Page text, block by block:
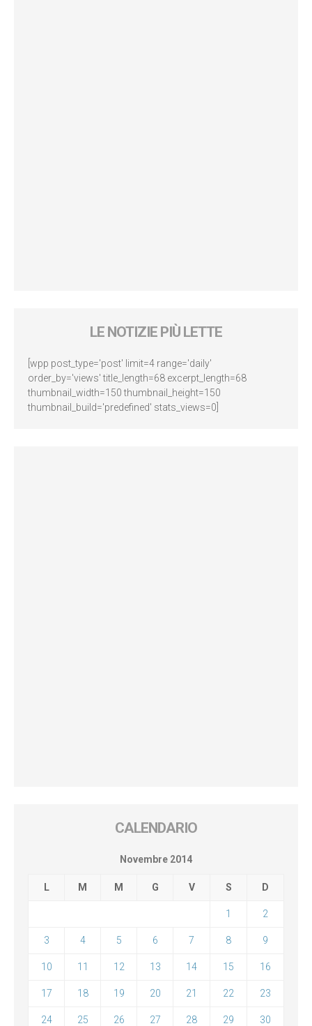
LE NOTIZIE PIÙ LETTE
[wpp post_type='post' limit=4 range='daily'
order_by='views' title_length=68 excerpt_length=68
thumbnail_width=150 thumbnail_height=150
thumbnail_build='predefined' stats_views=0]
CALENDARIO
Novembre 2014
L M M G V S D
1 2
3 4 5 6 7 8 9
10 11 12 13 14 15 16
17 18 19 20 21 22 23
24 25 26 27 28 29 30